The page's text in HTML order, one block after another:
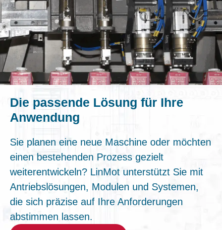
Die passende Lösung für Ihre
Anwendung
Sie planen eine neue Maschine oder möchten
einen bestehenden Prozess gezielt
weiterentwickeln? LinMot unterstützt Sie mit
Antriebslösungen, Modulen und Systemen,
die sich präzise auf Ihre Anforderungen
abstimmen lassen.